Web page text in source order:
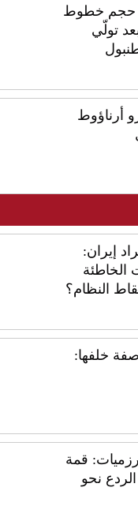
حجم خطوط
تولّي
أرناؤوط
إيران:
النظام؟
خلفها:
قمة
نحو